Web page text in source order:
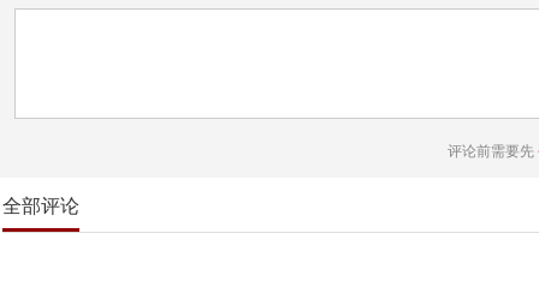
评论前需要先
全部评论